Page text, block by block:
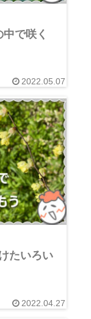
で咲く
2022.05.07
たいろい
2022.04.27